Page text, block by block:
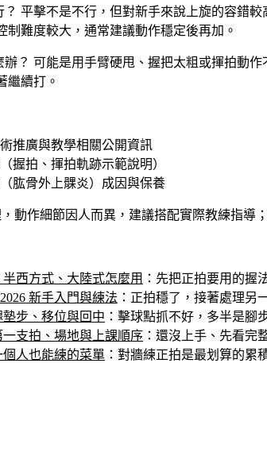
平擊不是不行，但對新手來說上旋的容錯
難度較大，通常建議動作穩定後再加。
？ 可能是用手臂硬甩、握把太粗或揮拍動
繼續打。
推廣與教學相關公開資訊
握拍、揮拍軌跡示範說明）
肱骨外上髁炎）成因與保養
動作細節因人而異，建議搭配實際教練指導
西方式、大陸式怎麼用 ：先把正拍要用的握
新手入門與練法 ：正拍穩了，接著處理另
步、移位與回中 ：擊球點抓不好，多半是腳
支拍、場地與上課順序 ：還沒上手、先看完
個人也能練的菜單 ：對牆練正拍是最划算的累